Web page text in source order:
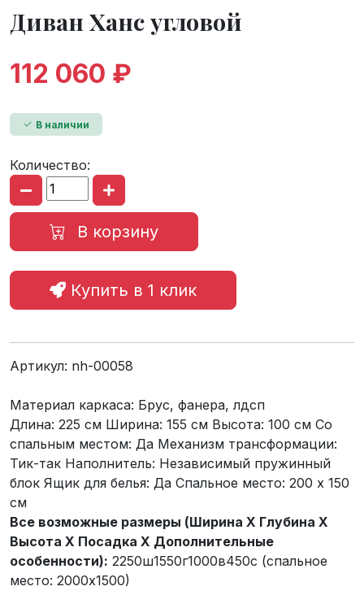
Диван Ханс угловой
112 060 ₽
В наличии
Количество:
В корзину
Купить в 1 клик
Артикул: nh-00058
Материал каркаса: Брус, фанера, лдсп
Длина: 225 см Ширина: 155 см Высота: 100 см Со
спальным местом: Да Механизм трансформации:
Тик-так Наполнитель: Независимый пружинный
блок Ящик для белья: Да Спальное место: 200 х 150
см
Все возможные размеры (Ширина X Глубина X
Высота X Посадка X Дополнительные
особенности): 2250ш1550г1000в450с (спальное
место: 2000х1500)